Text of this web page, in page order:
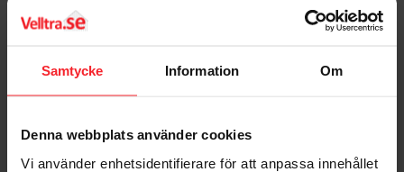
Samtycke Information Om
Denna webbplats använder cookies
Vi använder enhetsidentifierare för att anpassa innehållet
Omdömen
Lägg till i favoriter
005244963